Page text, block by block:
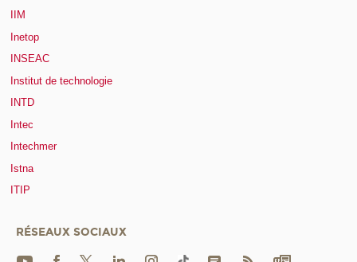
IIM
Inetop
INSEAC
Institut de technologie
INTD
Intec
Intechmer
Istna
ITIP
RÉSEAUX SOCIAUX